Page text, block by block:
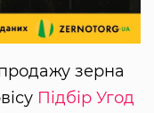
продажу зерна
Підбір Угод